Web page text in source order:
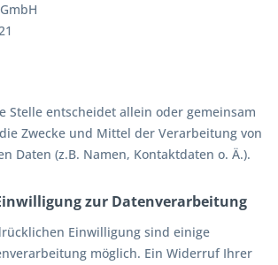
Stelle entscheidet allein oder gemeinsam
Zwecke und Mittel der Verarbeitung von
Daten (z.B. Namen, Kontaktdaten o. Ä.).
zur Datenverarbeitung
Einwilligung sind einige
möglich. Ein Widerruf Ihrer